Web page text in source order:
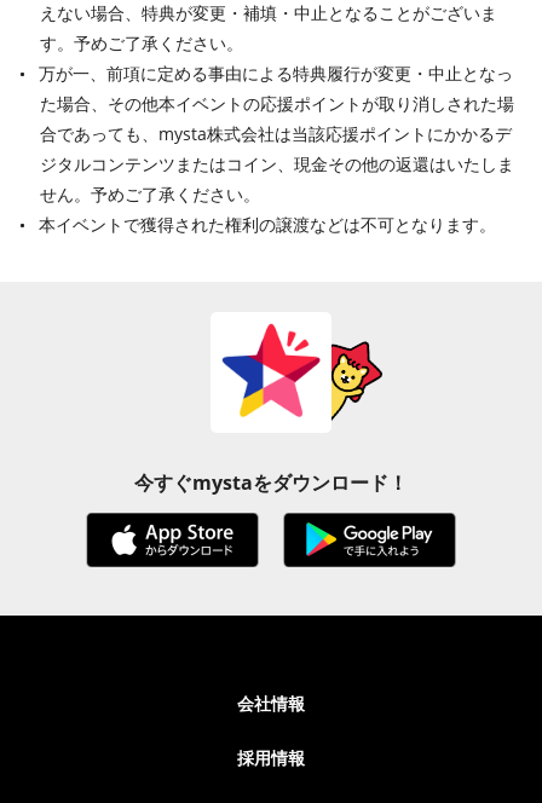
えない場合、特典が変更・補填・中止となることがございま
す。予めご了承ください。
万が一、前項に定める事由による特典履行が変更・中止となっ
た場合、その他本イベントの応援ポイントが取り消しされた場
合であっても、mysta株式会社は当該応援ポイントにかかるデ
ジタルコンテンツまたはコイン、現金その他の返還はいたしま
せん。予めご了承ください。
本イベントで獲得された権利の譲渡などは不可となります。
今すぐmystaをダウンロード！
会社情報
採用情報